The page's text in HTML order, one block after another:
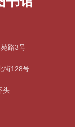
路3号
街128号
头